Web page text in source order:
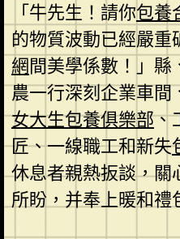
「牛先生！請你包養
的物質波動已經嚴重
網間美學係數！」縣
農一行深刻企業車間
女大生包養俱樂部、
匠、一線職工和新失
休息者親熱扳談，關
所盼，并奉上暖和禮